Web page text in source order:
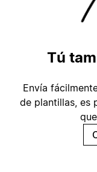
Tú
Envía
de plantillas, es